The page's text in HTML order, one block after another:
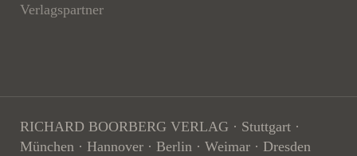
Verlagspartner
RICHARD BOORBERG VERLAG · Stuttgart ·
München · Hannover · Berlin ­· Weimar · Dresden